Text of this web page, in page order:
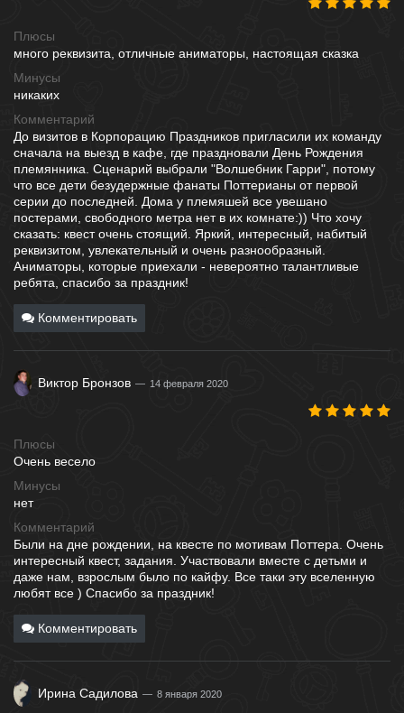
Плюсы
много реквизита, отличные аниматоры, настоящая сказка
Минусы
никаких
Комментарий
До визитов в Корпорацию Праздников пригласили их команду
сначала на выезд в кафе, где праздновали День Рождения
племянника. Сценарий выбрали "Волшебник Гарри", потому
что все дети безудержные фанаты Поттерианы от первой
серии до последней. Дома у племяшей все увешано
постерами, свободного метра нет в их комнате:)) Что хочу
сказать: квест очень стоящий. Яркий, интересный, набитый
реквизитом, увлекательный и очень разнообразный.
Аниматоры, которые приехали - невероятно талантливые
ребята, спасибо за праздник!
Комментировать
Виктор Бронзов 14 февраля 2020
Плюсы
Очень весело
Минусы
нет
Комментарий
Были на дне рождении, на квесте по мотивам Поттера. Очень
интересный квест, задания. Участвовали вместе с детьми и
даже нам, взрослым было по кайфу. Все таки эту вселенную
любят все ) Спасибо за праздник!
Комментировать
Ирина Садилова 8 января 2020